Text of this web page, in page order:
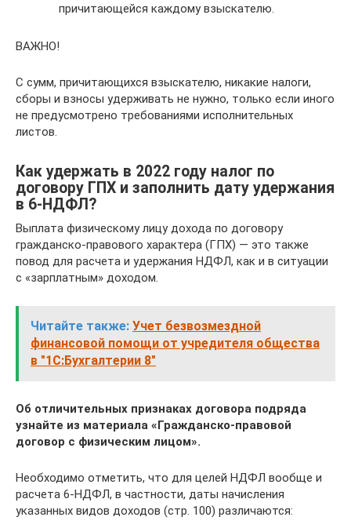
причитающейся каждому взыскателю.
ВАЖНО!
С сумм, причитающихся взыскателю, никакие налоги,
сборы и взносы удерживать не нужно, только если иного
не предусмотрено требованиями исполнительных
листов.
Как удержать в 2022 году налог по
договору ГПХ и заполнить дату удержания
в 6-НДФЛ?
Выплата физическому лицу дохода по договору
гражданско-правового характера (ГПХ) — это также
повод для расчета и удержания НДФЛ, как и в ситуации
с «зарплатным» доходом.
Читайте также: Учет безвозмездной
финансовой помощи от учредителя общества
в "1С:Бухгалтерии 8"
Об отличительных признаках договора подряда
узнайте из материала «Гражданско-правовой
договор с физическим лицом».
Необходимо отметить, что для целей НДФЛ вообще и
расчета 6-НДФЛ, в частности, даты начисления
указанных видов доходов (стр. 100) различаются: